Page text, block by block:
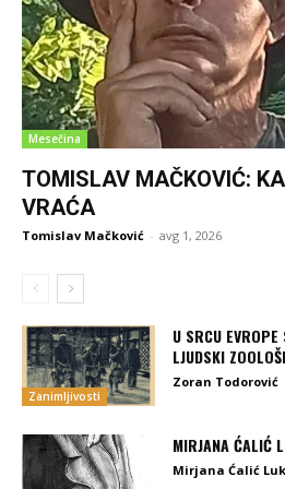
Mesečina
TOMISLAV MAČKOVIĆ:
VRAĆA
Tomislav Mačković - avg 1, 2026
Zanimljivosti
U SRCU
LJUDSKI
Zoran Todorović
MIRJANA ĆALIĆ
Mirjana Ćalić